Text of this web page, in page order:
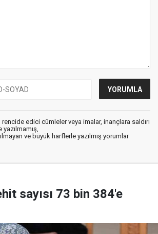
edici cümleler veya imalar, inançlara saldırı
ve büyük harflerle yazılmış yorumlar
sayısı 73 bin 384'e